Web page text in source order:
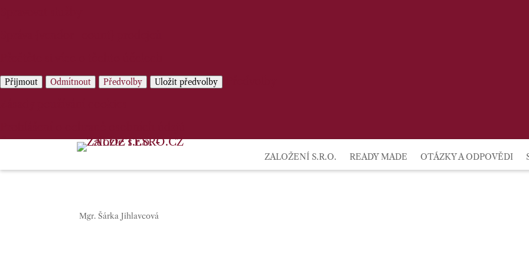
Přijmout Odmítnout Předvolby Uložit předvolby
ZALOŽENÍ S.R.O. READY MADE OTÁZKY A ODPOVĚDI
Mgr. Šárka Jihlavcová